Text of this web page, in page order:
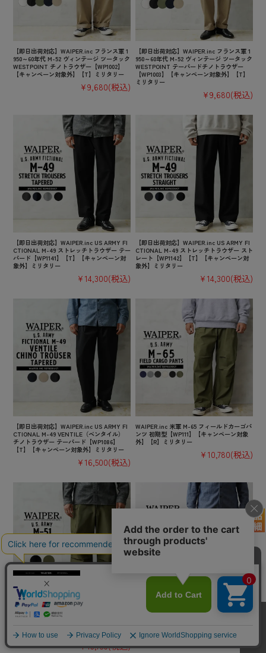
【即日出荷対応】WAIPER.inc フランス軍 1
950～60年代 M-52 ヴィンテージ ツータック
WESTPOINT チノトラウザー【WP1002】
【キャンペーン対象外】【T】ミリタリー
¥9,680(税込)
【即日出荷対応】WAIPER.inc フランス軍 1
950～60年代 M-52 ヴィンテージ ツータック
WESTPOINT テーパードチノトラウザー
【WP1003】【キャンペーン対象外】【T】
ミリタリー
¥9,680(税込)
【即日出荷対応】WAIPER.inc US ARMY FI
CTIONAL M-49 ストレッチトラウザー テー
パード【WP1141】【T】【キャンペーン対
象外】ミリタリー
¥14,300(税込)
【即日出荷対応】WAIPER.inc US ARMY FI
CTIONAL M-49 ストレッチトラウザー スト
レート【WP1142】【T】【キャンペーン対
象外】ミリタリー
¥14,300(税込)
【即日出荷対応】WAIPER.inc US ARMY FI
CTIONAL M-49 VENTILE（ベンタイル）
チノトラウザー テーパード【WP1086】
【T】【キャンペーン対象外】ミリタリー
¥16,500(税込)
WAIPER.inc 米軍 M-65 フィールドカーゴパ
ンツ 初期型【WP111】【キャンペーン対象
外】【R】ミリタリー
¥10,780(税込)
【即日出荷対応】WAIPER.inc 米軍 M-51 フ
ィールドカーゴパンツ スタンダードモデル
ミリタリー
¥13,750(税込)
WAIPER.inc 米軍 U.S.NAVY A-2 1レイヤー
¥10,780(税込)